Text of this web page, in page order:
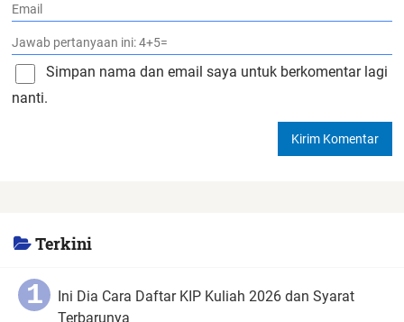
Simpan nama dan email saya untuk berkomentar lagi
nanti.
Terkini
Ini Dia Cara Daftar KIP Kuliah 2026 dan Syarat
Terbarunya